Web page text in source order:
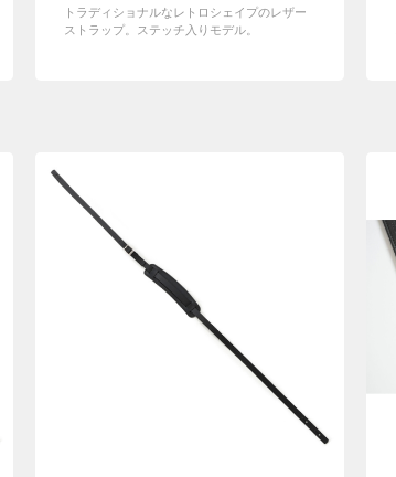
トラディショナルなレトロシェイプのレザー
ストラップ。ステッチ入りモデル。